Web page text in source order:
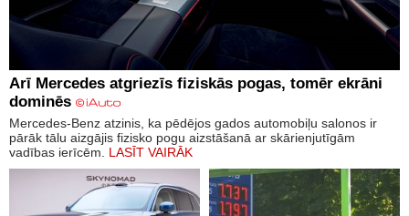
Arī Mercedes atgriezīs fiziskās pogas, tomēr ekrāni
dominēs
Mercedes-Benz atzinis, ka pēdējos gados automobiļu salonos ir
pārāk tālu aizgājis fizisko pogu aizstāšanā ar skārienjutīgām
vadības ierīcēm. LASĪT VAIRĀK